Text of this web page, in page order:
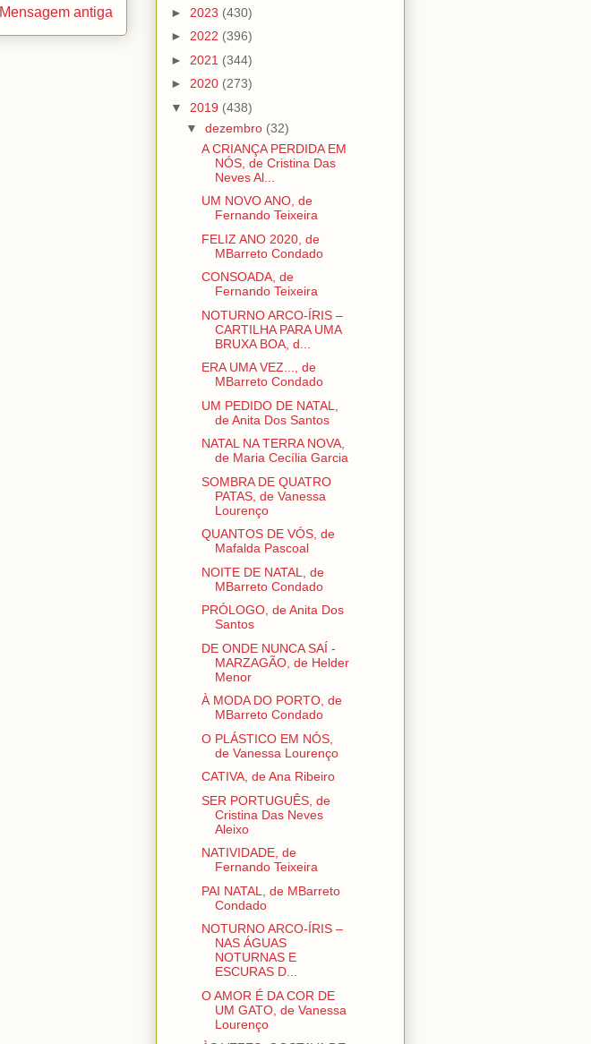
Mensagem antiga
► 2023 (430)
► 2022 (396)
► 2021 (344)
► 2020 (273)
▼ 2019 (438)
▼ dezembro (32)
A CRIANÇA PERDIDA EM
NÓS, de Cristina Das
Neves Al...
UM NOVO ANO, de
Fernando Teixeira
FELIZ ANO 2020, de
MBarreto Condado
CONSOADA, de
Fernando Teixeira
NOTURNO ARCO-ÍRIS –
CARTILHA PARA UMA
BRUXA BOA, d...
ERA UMA VEZ..., de
MBarreto Condado
UM PEDIDO DE NATAL,
de Anita Dos Santos
NATAL NA TERRA NOVA,
de Maria Cecília Garcia
SOMBRA DE QUATRO
PATAS, de Vanessa
Lourenço
QUANTOS DE VÓS, de
Mafalda Pascoal
NOITE DE NATAL, de
MBarreto Condado
PRÓLOGO, de Anita Dos
Santos
DE ONDE NUNCA SAÍ -
MARZAGÃO, de Helder
Menor
À MODA DO PORTO, de
MBarreto Condado
O PLÁSTICO EM NÓS,
de Vanessa Lourenço
CATIVA, de Ana Ribeiro
SER PORTUGUÊS, de
Cristina Das Neves
Aleixo
NATIVIDADE, de
Fernando Teixeira
PAI NATAL, de MBarreto
Condado
NOTURNO ARCO-ÍRIS –
NAS ÁGUAS
NOTURNAS E
ESCURAS D...
O AMOR É DA COR DE
UM GATO, de Vanessa
Lourenço